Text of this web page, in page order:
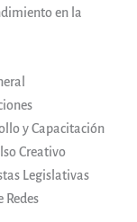
en la
y Capacitación
Creativo
Legislativas
Redes